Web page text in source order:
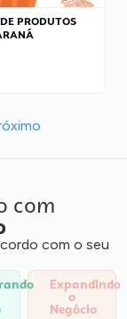
PRODUTOS
com
com o seu
Expandindo
o
Negócio